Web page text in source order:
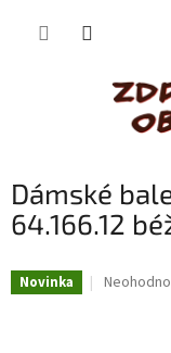
Dámské
64.166.12
Novinka
Průměrné